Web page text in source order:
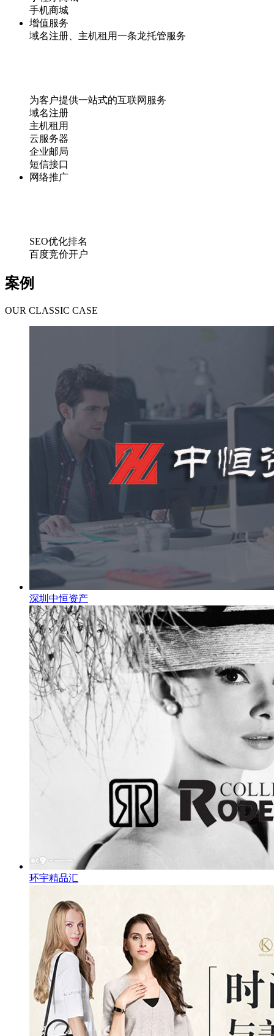
手机商城
增值服务
域名注册、主机租用一条龙托管服务
为客户提供一站式的互联网服务
域名注册
主机租用
云服务器
企业邮局
短信接口
网络推广
SEO优化排名
百度竞价开户
案例
OUR CLASSIC CASE
深圳中恒资产
环宇精品汇